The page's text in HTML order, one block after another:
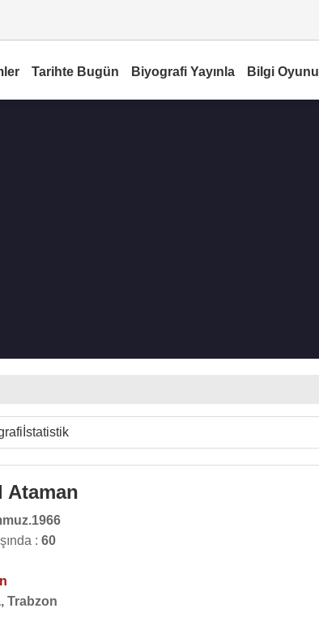
Tarihte Bugün Biyografi Yayınla Bilgi Oyunu
İstatistik
Ataman
: 60
Trabzon